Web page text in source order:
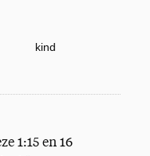
kind
1:15 en 16